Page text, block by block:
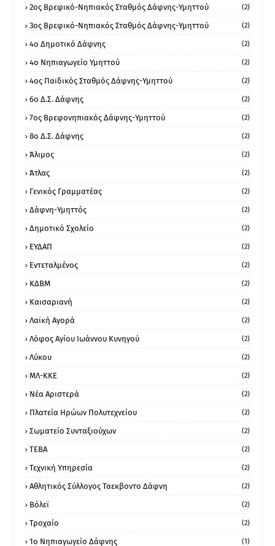
2ος Βρεφικό-Νηπιακός Σταθμός Δάφνης-Υμηττού (2)
3ος Βρεφικό-Νηπιακός Σταθμός Δάφνης-Υμηττού (2)
4ο Δημοτικό Δάφνης (2)
4ο Νηπιαγωγείο Υμηττού (2)
4ος Παιδικός Σταθμός Δάφνης-Υμηττού (2)
6ο Δ.Σ. Δάφνης (2)
7ος Βρεφονηπιακός Δάφνης-Υμηττού (2)
8ο Δ.Σ. Δάφνης (2)
Άλιμος (2)
Άτλας (2)
Γενικός Γραμματέας (2)
Δάφνη-Υμηττός (2)
Δημοτικό Σχολείο (2)
ΕΥΔΑΠ (2)
Εντεταλμένος (2)
ΚΔΒΜ (2)
Καισαριανή (2)
Λαϊκή Αγορά (2)
Λόφος Αγίου Ιωάννου Κυνηγού (2)
Λύκου (2)
ΜΛ-ΚΚΕ (2)
Νέα Αριστερά (2)
Πλατεία Ηρώων Πολυτεχνείου (2)
Σωματείο Συνταξιούχων (2)
ΤΕΒΑ (2)
Τεχνική Υπηρεσία (2)
Αθλητικός Σύλλογος Ταεκβοντο Δάφνη (2)
Βόλεϊ (2)
Τροχαίο (2)
1ο Νηπιαγωγείο Δάφνης (1)